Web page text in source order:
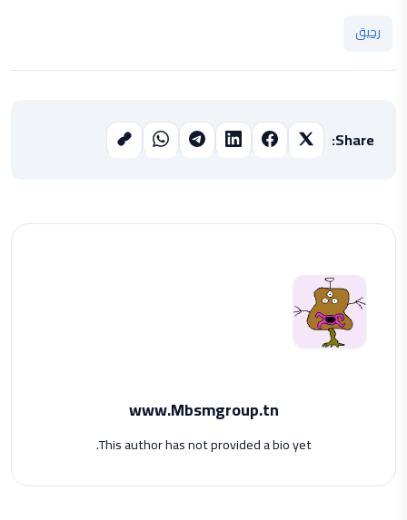
رحيق
Share:
www.Mbsmgroup.tn
This author has not provided a bio yet.